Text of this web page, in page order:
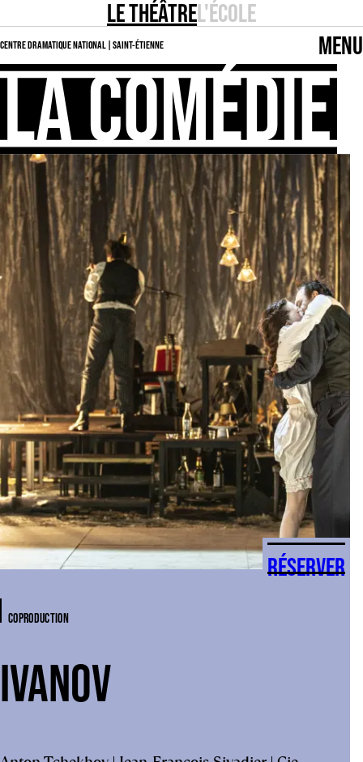
LE THÉÂTREL'ÉCOLE
CENTRE DRAMATIQUE NATIONAL | SAINT-ÉTIENNE MENU
RÉSERVER
COPRODUCTION
IVANOV